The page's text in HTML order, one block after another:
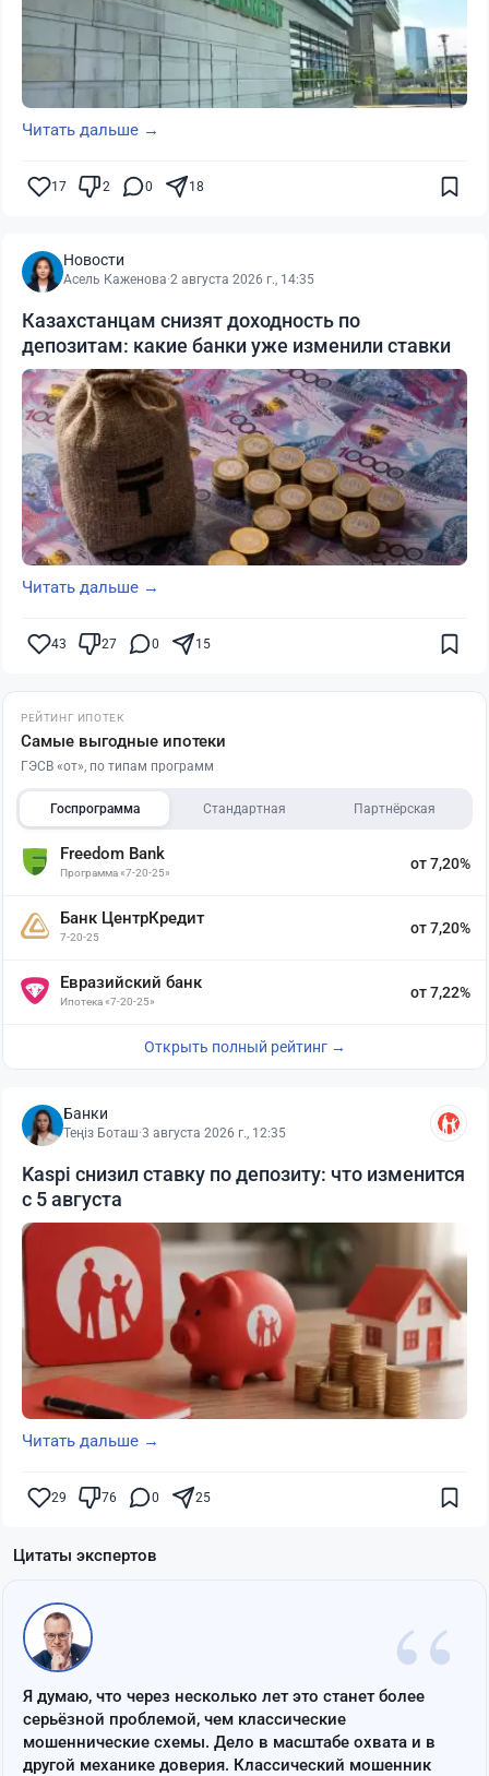
Читать дальше →
17 2 0 18
Новости
Асель Каженова·2 августа 2026 г., 14:35
Казахстанцам снизят доходность по
депозитам: какие банки уже изменили ставки
Читать дальше →
43 27 0 15
РЕЙТИНГ ИПОТЕК
Самые выгодные ипотеки
ГЭСВ «от», по типам программ
Госпрограмма Стандартная Партнёрская
Freedom Bank
Программа «7-20-25»
от 7,20%
Банк ЦентрКредит
7-20-25
от 7,20%
Евразийский банк
Ипотека «7-20-25»
от 7,22%
Открыть полный рейтинг →
Банки
Теңіз Боташ·3 августа 2026 г., 12:35
Kaspi снизил ставку по депозиту: что изменится
с 5 августа
Читать дальше →
29 76 0 25
Цитаты экспертов
“
Я думаю, что через несколько лет это станет более
серьёзной проблемой, чем классические
мошеннические схемы. Дело в масштабе охвата и в
другой механике доверия. Классический мошенник